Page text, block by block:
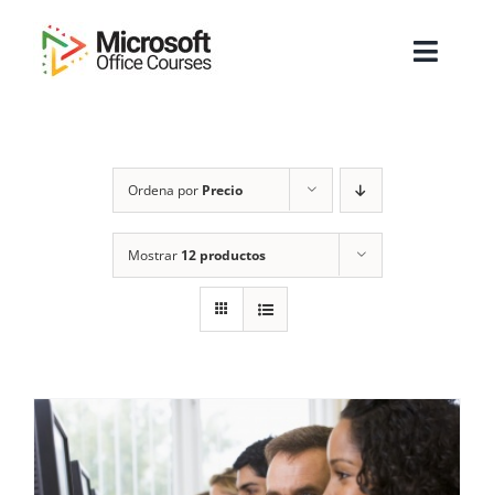
contenido
Sobre Nosotros
Cursos
Masters
Testimonios
Ordena por Precio
Mostrar 12 productos